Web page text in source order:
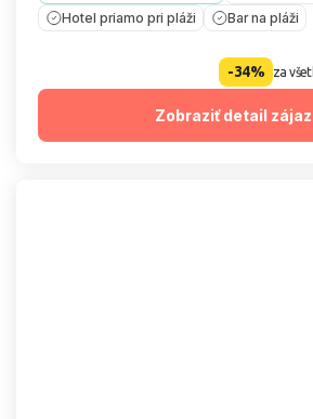
Hotel priamo pri pláži
Bar na pláži
-34% za
Zobraziť detail